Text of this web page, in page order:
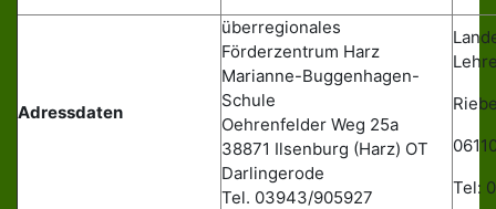
Adressdaten
überregionales
Förderzentrum Harz
Marianne-Buggenhagen-
Schule
Oehrenfelder Weg 25a
38871 Ilsenburg (Harz) OT
Darlingerode
Tel. 03943/905927
Tel: